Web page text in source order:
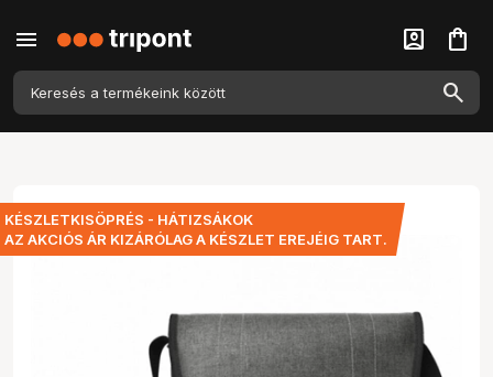
menu account_box shopping_bag
KÉSZLETKISÖPRÉS - HÁTIZSÁKOK
AZ AKCIÓS ÁR KIZÁRÓLAG A KÉSZLET EREJÉIG TART.